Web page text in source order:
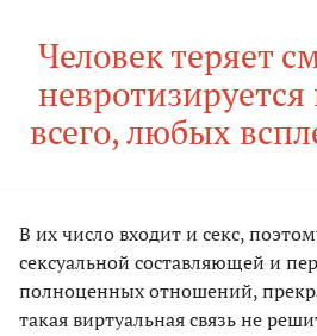
Человек теряет
невротизируется
всего, любых
В их число входит и секс,
сексуальной составляющей и
полноценных отношений,
такая виртуальная связь не